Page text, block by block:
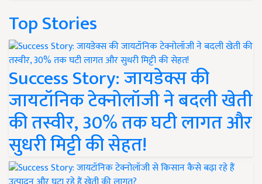
Top Stories
Success Story: जायडेक्स की
जायटॉनिक टेक्नोलॉजी ने बदली खेती
की तस्वीर, 30% तक घटी लागत और
सुधरी मिट्टी की सेहत!